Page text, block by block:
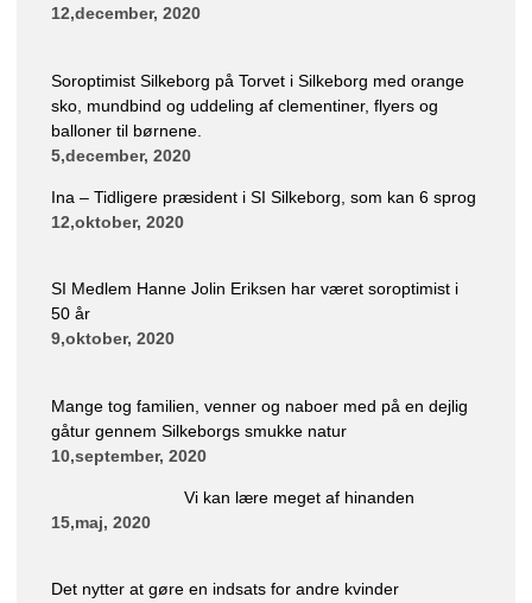
12,december, 2020
Soroptimist Silkeborg på Torvet i Silkeborg med orange
sko, mundbind og uddeling af clementiner, flyers og
balloner til børnene.
5,december, 2020
Ina – Tidligere præsident i SI Silkeborg, som kan 6 sprog
12,oktober, 2020
SI Medlem Hanne Jolin Eriksen har været soroptimist i
50 år
9,oktober, 2020
Mange tog familien, venner og naboer med på en dejlig
gåtur gennem Silkeborgs smukke natur
10,september, 2020
Vi kan lære meget af hinanden
15,maj, 2020
Det nytter at gøre en indsats for andre kvinder